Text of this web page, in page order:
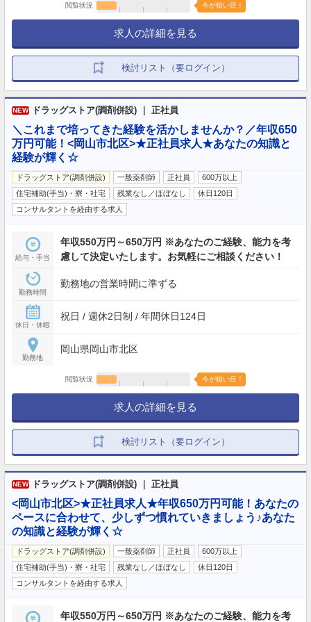
閲覧状況 今が狙い目！
求人の詳細を見る
検討リスト（要ログイン）
NEW ドラッグストア(調剤併設) ｜ 正社員
＼これまで培ってきた経験を活かしませんか？／年収650
万円可能！<岡山市北区>★正社員求人★あなたの知識と
経験が輝く☆
ドラッグストア(調剤併設) 一般薬剤師 正社員
600万以上
住宅補助(手当)・寮・社宅
残業なし／ほぼなし
休日120日
コンサルタントを経由する求人
給与・手当
年収550万円～650万円 ※あなたのご経験、能力を考
慮して決定いたします。お気軽にご相談ください！
勤務時間
勤務地の営業時間に準ずる
休日・休暇
祝日 / 週休2日制 / 年間休日124日
勤務地
岡山県岡山市北区
閲覧状況 今が狙い目！
求人の詳細を見る
検討リスト（要ログイン）
NEW ドラッグストア(調剤併設) ｜ 正社員
<岡山市北区>★正社員求人★年収650万円可能！あなたの
ペースに合わせて、少しずつ慣れていきましょう♪あなた
の知識と経験が輝く☆
ドラッグストア(調剤併設) 一般薬剤師 正社員
600万以上
住宅補助(手当)・寮・社宅
残業なし／ほぼなし
休日120日
コンサルタントを経由する求人
年収550万円～650万円 ※あなたのご経験、能力を考